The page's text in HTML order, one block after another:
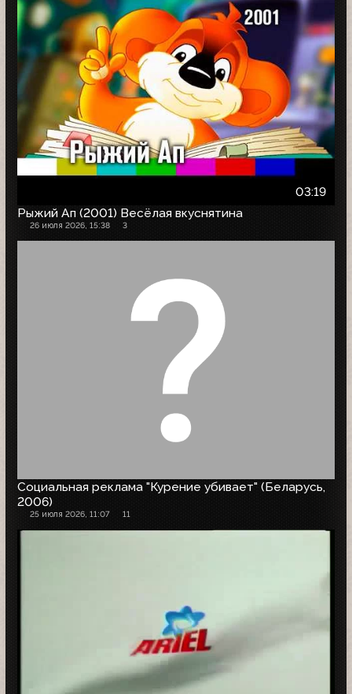
03:19
Рыжий Ап (2001) Весёлая вкуснятина
26 июля 2026, 15:38 3
Социальная реклама "Курение убивает" (Беларусь,
2006)
25 июля 2026, 11:07 11